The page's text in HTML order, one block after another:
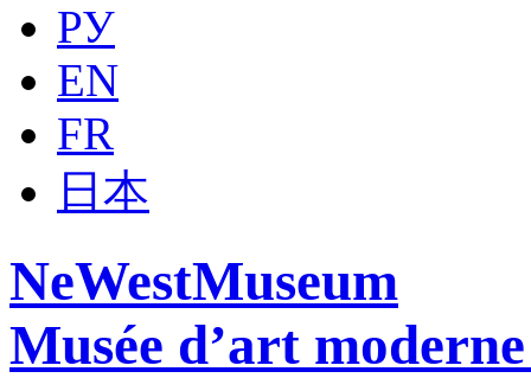
РУ
EN
FR
日本
NeWestMuseum
Musée d’art